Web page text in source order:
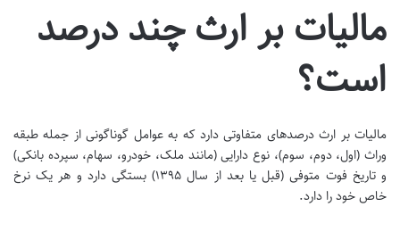
مالیات بر ارث چند درصد
است؟
مالیات بر ارث درصدهای متفاوتی دارد که به عوامل گوناگونی از جمله طبقه
وراث (اول، دوم، سوم)، نوع دارایی (مانند ملک، خودرو، سهام، سپرده بانکی)
و تاریخ فوت متوفی (قبل یا بعد از سال ۱۳۹۵) بستگی دارد و هر یک نرخ
خاص خود را دارد.